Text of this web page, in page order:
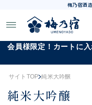
梅乃宿酒
会員様限定！カートに
サイトTOP 純米大吟醸
純米大吟醸